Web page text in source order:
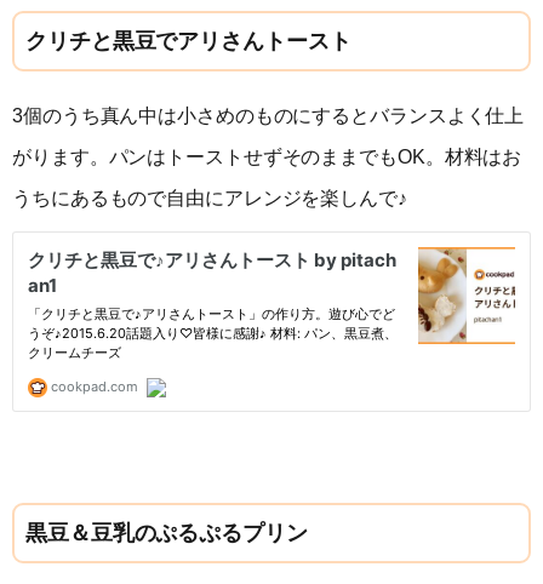
クリチと黒豆でアリさんトースト
3個のうち真ん中は小さめのものにするとバランスよく仕上
がります。パンはトーストせずそのままでもOK。材料はお
うちにあるもので自由にアレンジを楽しんで♪
黒豆＆豆乳のぷるぷるプリン